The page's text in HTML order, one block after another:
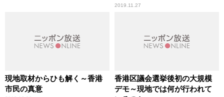
2019.11.27
現地取材からひも解く～香港
市民の真意
香港区議会選挙後初の大規模
デモ～現地では何が行われて